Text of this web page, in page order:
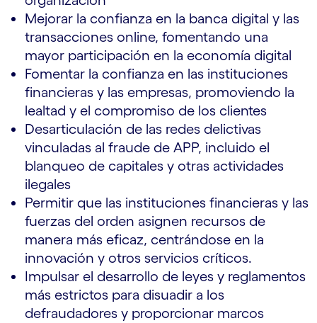
Mejorar la confianza en la banca digital y las
transacciones online, fomentando una
mayor participación en la economía digital
Fomentar la confianza en las instituciones
financieras y las empresas, promoviendo la
lealtad y el compromiso de los clientes
Desarticulación de las redes delictivas
vinculadas al fraude de APP, incluido el
blanqueo de capitales y otras actividades
ilegales
Permitir que las instituciones financieras y las
fuerzas del orden asignen recursos de
manera más eficaz, centrándose en la
innovación y otros servicios críticos.
Impulsar el desarrollo de leyes y reglamentos
más estrictos para disuadir a los
defraudadores y proporcionar marcos